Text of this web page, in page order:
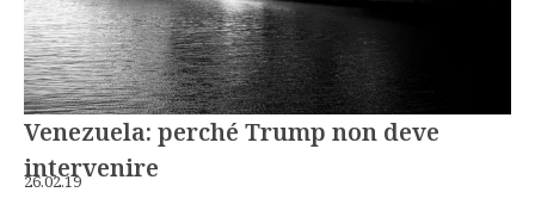
Venezuela: perché Trump non deve
intervenire
26.02.19